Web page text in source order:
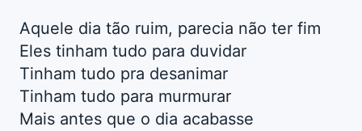
Aquele dia tão ruim, parecia não ter fim
Eles tinham tudo para duvidar
Tinham tudo pra desanimar
Tinham tudo para murmurar
Mais antes que o dia acabasse